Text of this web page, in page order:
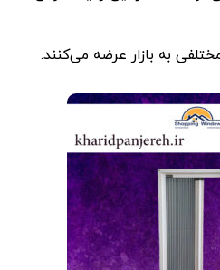
به بازار عرضه می‌کنند.